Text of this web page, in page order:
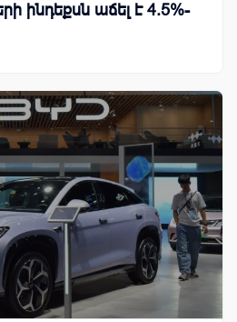
ինդեքսն աճել է 4.5%-